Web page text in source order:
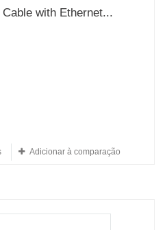
with Ethernet...
Adicionar à comparação